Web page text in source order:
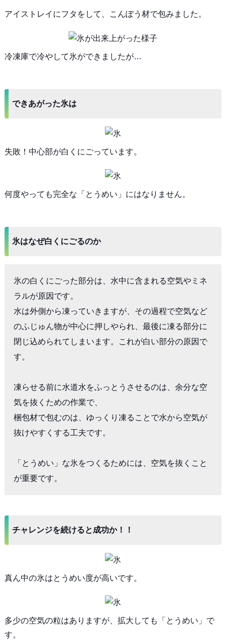
アイストレイにフタをして、こんぽう材で包みました。
冷凍庫で冷やして氷ができましたが…
できあがった氷は
失敗！中心部が白くにごっています。
何度やっても完全な「とうめい」にはなりません。
氷はなぜ白くにごるのか
氷の白くにごった部分は、水中に含まれる空気やミネ
ラルが原因です。
水は外側から凍っていきますが、その過程で空気など
のふじゅん物が中心に押しやられ、最後に凍る部分に
閉じ込められてしまいます。これが白い部分の原因で
す。
凍らせる前に水道水をふっとうさせるのは、余分な空
気を抜くための作業で、
梱包材で包むのは、ゆっくり凍ることで水から空気が
抜けやすくする工夫です。
「とうめい」な氷をつくるためには、空気を抜くこと
が重要です。
チャレンジを続けると成功か！！
真ん中の氷はとうめい度が高いです。
多少の空気の粒はありますが、拡大しても「とうめい」で
す。